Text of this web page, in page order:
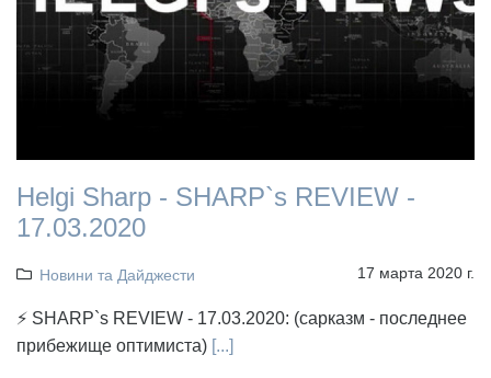
Helgi Sharp - SHARP`s REVIEW -
17.03.2020
Новини та Дайджести 17 марта 2020 г.
⚡ SHARP`s REVIEW - 17.03.2020: (сарказм - последнее
прибежище оптимиста) [...]